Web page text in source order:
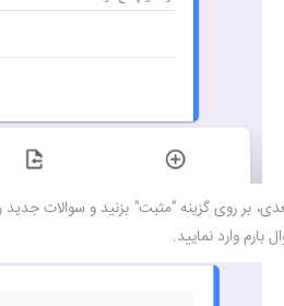
بر روی گزینه "مثبت" بزنید و سوالات جدید
وارد نمایید.